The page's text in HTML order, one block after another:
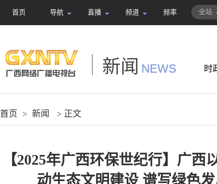
首页 导航 直播 频道 频率 全站
新闻 NEWS 时
首页 > 新闻 > 正文
【2025年广西环保世纪行】广西
动生态文明建设 谱写绿色